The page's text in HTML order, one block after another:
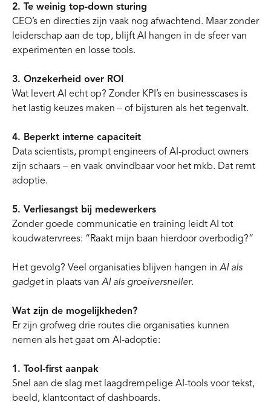
2. Te weinig top-down sturing
CEO’s en directies zijn vaak nog afwachtend. Maar zonder
leiderschap aan de top, blijft AI hangen in de sfeer van
experimenten en losse tools.
3. Onzekerheid over ROI
Wat levert AI echt op? Zonder KPI’s en businesscases is
het lastig keuzes maken – of bijsturen als het tegenvalt.
4. Beperkt interne capaciteit
Data scientists, prompt engineers of AI-product owners
zijn schaars – en vaak onvindbaar voor het mkb. Dat remt
adoptie.
5. Verliesangst bij medewerkers
Zonder goede communicatie en training leidt AI tot
koudwatervrees: “Raakt mijn baan hierdoor overbodig?”
Het gevolg? Veel organisaties blijven hangen in AI als
gadgetin plaats van AI als groeiversneller.
Wat zijn de mogelijkheden?
Er zijn grofweg drie routes die organisaties kunnen
nemen als het gaat om AI-adoptie:
1. Tool-first aanpak
Snel aan de slag met laagdrempelige AI-tools voor tekst,
beeld, klantcontact of dashboards.